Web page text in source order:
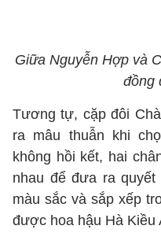
Giữa Nguyễn Hợp và
đồng
Tương tự, cặp đôi
ra mâu thuẫn khi
không hồi kết, hai
nhau để đưa ra
màu sắc và sắp xếp
được hoa hậu Hà Kiều